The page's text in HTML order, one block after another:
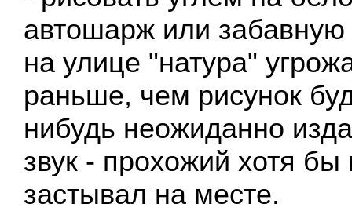
автошарж или забавную
на улице "натура"
раньше, чем рисунок
нибудь неожиданно
звук - прохожий хотя бы
застывал на месте.